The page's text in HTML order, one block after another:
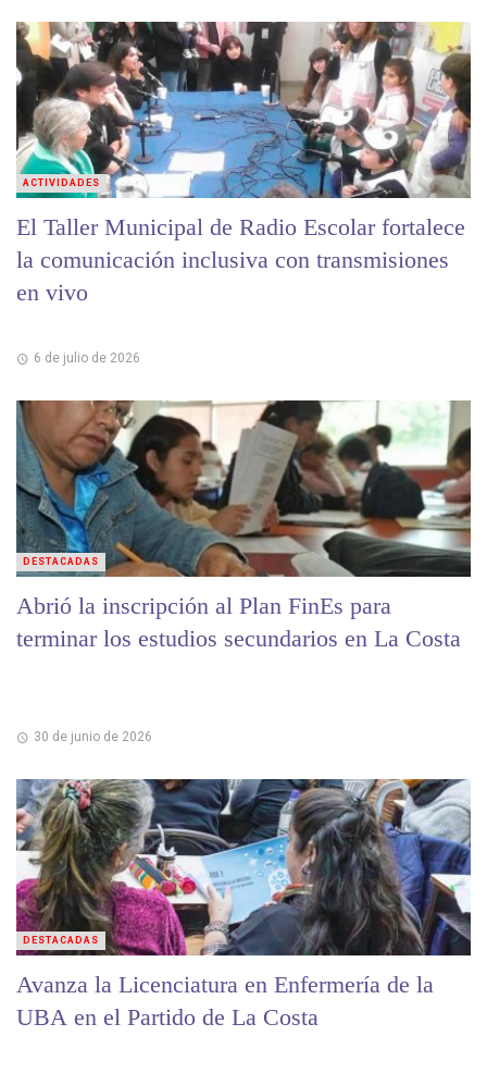
El Taller Municipal de Radio Escolar fortalece
la comunicación inclusiva con transmisiones
en vivo
6 de julio de 2026
ACTIVIDADES
Abrió la inscripción al Plan FinEs para
terminar los estudios secundarios en La Costa
30 de junio de 2026
DESTACADAS
Avanza la Licenciatura en Enfermería de la
UBA en el Partido de La Costa
DESTACADAS